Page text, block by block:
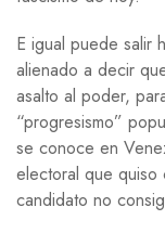
E igual puede salir
alienado a decir
asalto al poder,
“progresismo”
se conoce en
electoral que quiso
candidato no